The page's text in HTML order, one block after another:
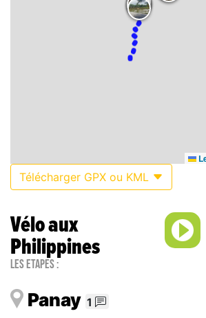
Télécharger GPX ou KML
Vélo aux
Philippines
Les étapes :
Panay 1